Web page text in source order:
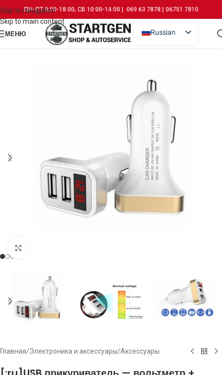
Skip to navigation
Skip to main content
ПН-ПТ 9:00-18:00, СБ 10:00-14:00 | 069 63 7878 | 06751 7810
МЕНЮ
Russian
Romanian
Главная/Электроника и аксессуары/Аксессуары